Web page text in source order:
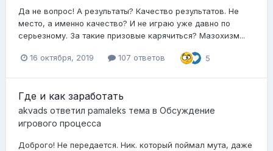
Да не вопрос! А результаты? Качество результатов. Не
место, а именно качество? И не играю уже давно по
серьезному. За такие призовые карячиться? Мазохизм...
16 октября, 2019 107 ответов 5
Где и как заработать
akvads ответил pamaleks тема в Обсуждение
игрового процесса
Доброго! Не передается. Ник. который поймал мута, даже